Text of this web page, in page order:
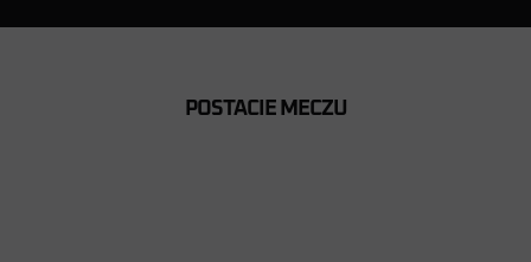
POSTACIE MECZU